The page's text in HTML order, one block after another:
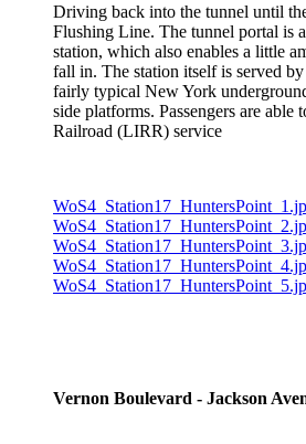
Driving back into the tunnel until
Flushing Line. The tunnel portal is
station, which also enables a little
fall in. The station itself is served
fairly typical New York
side platforms. Passengers are
Railroad (LIRR) service
Vernon Boulevard - Jackson